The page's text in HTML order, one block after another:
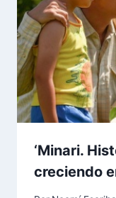
‘Minari.
creciendo